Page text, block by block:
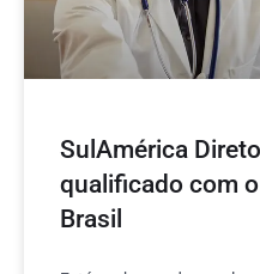
SulAmérica
qualificado com
Brasil